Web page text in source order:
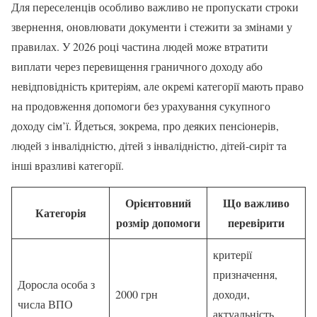
Для переселенців особливо важливо не пропускати строки
звернення, оновлювати документи і стежити за змінами у
правилах. У 2026 році частина людей може втратити
виплати через перевищення граничного доходу або
невідповідність критеріям, але окремі категорії мають право
на продовження допомоги без урахування сукупного
доходу сім’ї. Йдеться, зокрема, про деяких пенсіонерів,
людей з інвалідністю, дітей з інвалідністю, дітей-сиріт та
інші вразливі категорії.
Категорія
Орієнтовний
розмір допомоги
Що важливо
перевірити
Доросла особа з
числа ВПО
2000 грн
критерії
призначення,
доходи,